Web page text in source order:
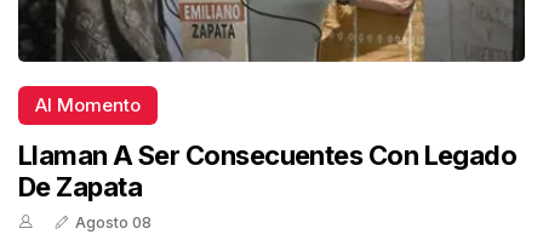
Al Momento
Llaman A Ser Consecuentes Con Legado
De Zapata
Agosto 08